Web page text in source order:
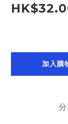
加入購
分